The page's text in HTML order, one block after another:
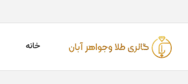
خانه